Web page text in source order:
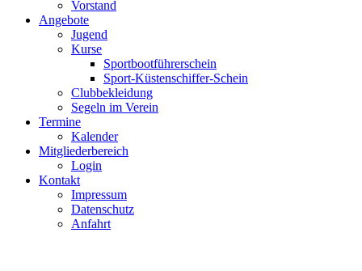
Vorstand
Angebote
Jugend
Kurse
Sportbootführerschein
Sport-Küstenschiffer-Schein
Clubbekleidung
Segeln im Verein
Termine
Kalender
Mitgliederbereich
Login
Kontakt
Impressum
Datenschutz
Anfahrt